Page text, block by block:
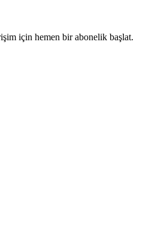
için hemen bir abonelik başlat.